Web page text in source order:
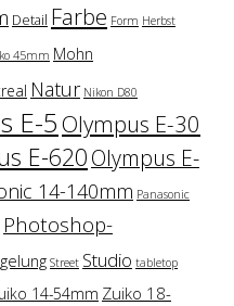
Detail Farbe Form Herbst
45mm Mohn
Natur Nikon D80
E-5 Olympus E-30
E-620Olympus E-
14-140mm Panasonic
Photoshop-
Street Studio tabletop
14-54mm Zuiko 18-